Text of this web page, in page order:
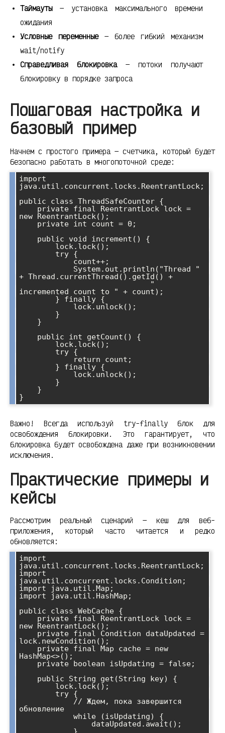
Таймауты— установка максимального времени
ожидания
Условные переменные— более гибкий механизм
wait/notify
Справедливая блокировка— потоки получают
блокировку в порядке запроса
Пошаговая настройка и
базовый пример
Начнем с простого примера — счетчика, который будет
безопасно работать в многопоточной среде:
import
java.util.concurrent.locks.ReentrantLock;
public class ThreadSafeCounter {
new ReentrantLock();
+ Thread.currentThread().getId() +
incremented count to " + count);
Важно! Всегда используй try-finally блок для
освобождения блокировки. Это гарантирует, что
блокировка будет освобождена даже при возникновении
исключения.
Практические примеры и
кейсы
Рассмотрим реальный сценарий — кеш для веб-
приложения, который часто читается и редко
обновляется:
import
java.util.concurrent.locks.ReentrantLock;
import
java.util.concurrent.locks.Condition;
import java.util.Map;
import java.util.HashMap;
public class WebCache {
new ReentrantLock();
lock.newCondition();
    private final Map
cache = new
HashMap<>();
обновление